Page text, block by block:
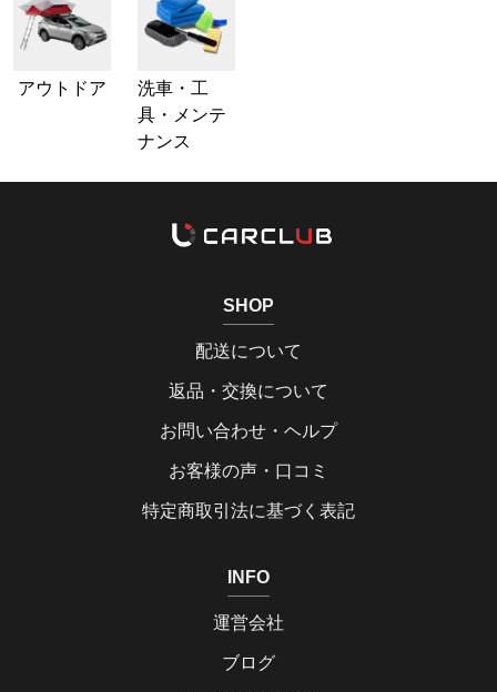
アウトドア
洗車・工
具・メンテ
ナンス
SHOP
配送について
返品・交換について
お問い合わせ・ヘルプ
お客様の声・口コミ
特定商取引法に基づく表記
INFO
運営会社
ブログ